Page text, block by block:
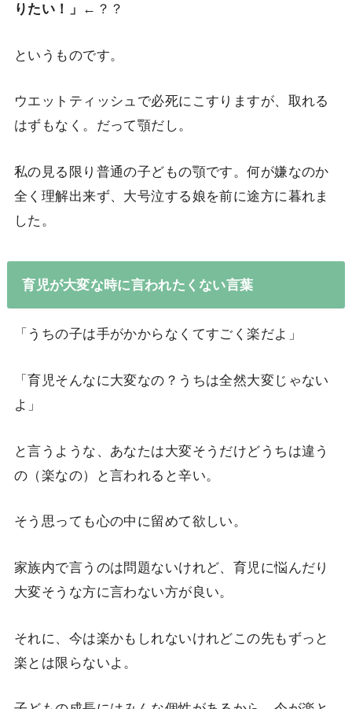
りたい！」 ←？？
というものです。
ウエットティッシュで必死にこすりますが、取れる
はずもなく。だって顎だし。
私の見る限り普通の子どもの顎です。何が嫌なのか
全く理解出来ず、大号泣する娘を前に途方に暮れま
した。
育児が大変な時に言われたくない言葉
「うちの子は手がかからなくてすごく楽だよ」
「育児そんなに大変なの？うちは全然大変じゃない
よ」
と言うような、あなたは大変そうだけどうちは違う
の（楽なの）と言われると辛い。
そう思っても心の中に留めて欲しい。
家族内で言うのは問題ないけれど、育児に悩んだり
大変そうな方に言わない方が良い。
それに、今は楽かもしれないけれどこの先もずっと
楽とは限らないよ。